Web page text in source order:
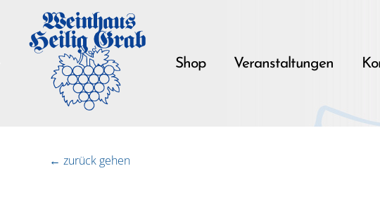
Shop Veranstaltungen
← zurück gehen